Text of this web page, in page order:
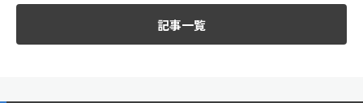
記事一覧